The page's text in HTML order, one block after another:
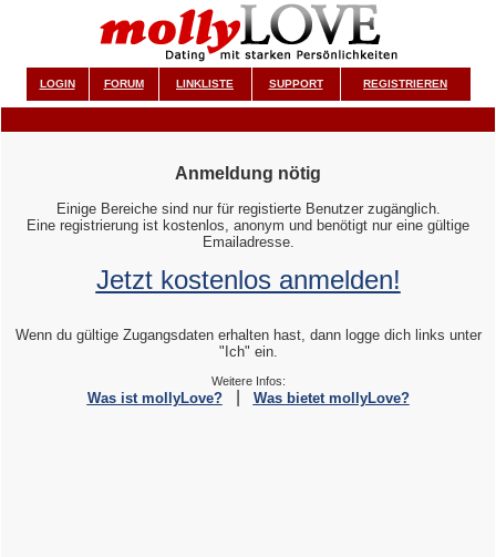
LOGIN FORUM LINKLISTE SUPPORT REGISTRIEREN
Anmeldung nötig
Einige Bereiche sind nur für registierte Benutzer zugänglich.
Eine registrierung ist kostenlos, anonym und benötigt nur eine gültige
Emailadresse.
Jetzt kostenlos anmelden!
Wenn du gültige Zugangsdaten erhalten hast, dann logge dich links unter
"Ich" ein.
Weitere Infos:
Was ist mollyLove?| Was bietet mollyLove?